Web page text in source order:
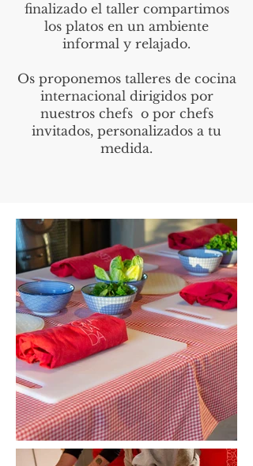
finalizado el taller compartimos
los platos en un ambiente
informal y relajado.
Os proponemos talleres de cocina
internacional dirigidos por
nuestros chefs o por chefs
invitados, personalizados a tu
medida.